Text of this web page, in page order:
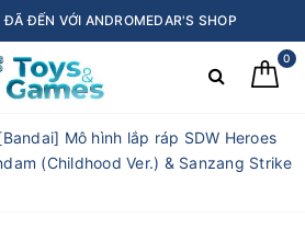
ĐẾN VỚI ANDROMEDAR'S SHOP
0
Mô hình lắp ráp SDW Heroes
(Childhood Ver.) & Sanzang Strike